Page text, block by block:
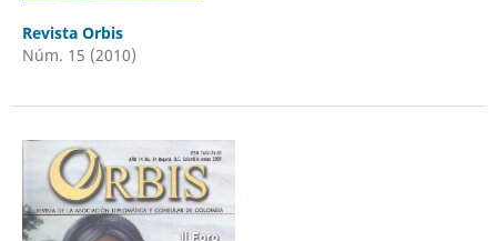
Revista Orbis
Núm. 15 (2010)